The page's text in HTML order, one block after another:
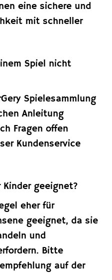
eine sichere und
mit schneller
Spiel nicht
Spielesammlung
Anleitung
Fragen offen
Kundenservice
geeignet?
eher für
geeignet, da sie
und
Bitte
auf der